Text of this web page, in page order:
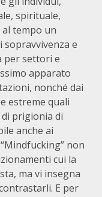
spirituale,
al tempo un
sopravvivenza e
per settori e
apparato
nonché dai
estreme quali
di prigionia di
anche ai
non
cui la
ma vi insegna
E per